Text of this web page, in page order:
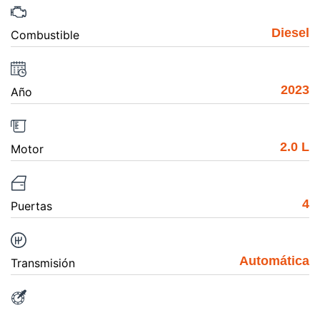
Combustible Diesel
Año 2023
Motor 2.0 L
Puertas 4
Transmisión Automática